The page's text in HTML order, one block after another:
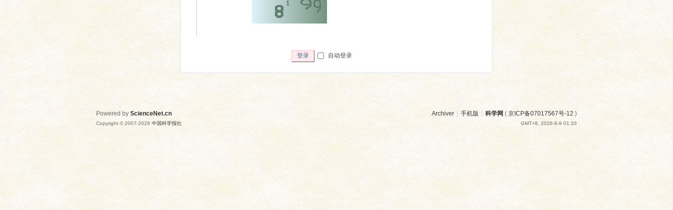
登录 自动登录
Archiver | 手机版 | 科学网 ( 京ICP备07017567号-12 )
GMT+8, 2026-8-9 01:33
Powered by ScienceNet.cn
Copyright © 2007-2026 中国科学报社